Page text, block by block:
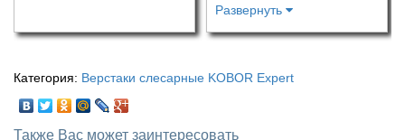
Развернуть
Категория: Верстаки слесарные KOBOR Expert
Также Вас может заинтересовать